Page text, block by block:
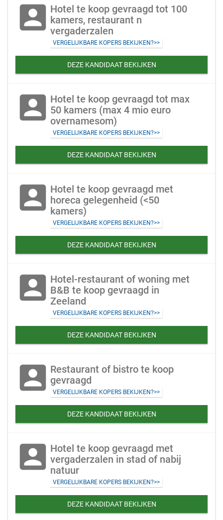
account_box Hotel te koop gevraagd tot 100
kamers, restaurant n
vergaderzalen
VERGELIJKBARE KOPERS BEKIJKEN?>>
DEZE KANDIDAAT BEKIJKEN
account_box Hotel te koop gevraagd tot max
50 kamers (max 4 mio euro
overnamesom)
VERGELIJKBARE KOPERS BEKIJKEN?>>
DEZE KANDIDAAT BEKIJKEN
account_box Hotel te koop gevraagd met
horeca gelegenheid (<50
kamers)
VERGELIJKBARE KOPERS BEKIJKEN?>>
DEZE KANDIDAAT BEKIJKEN
account_box Hotel-restaurant of woning met
B&B te koop gevraagd in
Zeeland
VERGELIJKBARE KOPERS BEKIJKEN?>>
DEZE KANDIDAAT BEKIJKEN
account_box Restaurant of bistro te koop
gevraagd
VERGELIJKBARE KOPERS BEKIJKEN?>>
DEZE KANDIDAAT BEKIJKEN
account_box Hotel te koop gevraagd met
vergaderzalen in stad of nabij
natuur
VERGELIJKBARE KOPERS BEKIJKEN?>>
DEZE KANDIDAAT BEKIJKEN